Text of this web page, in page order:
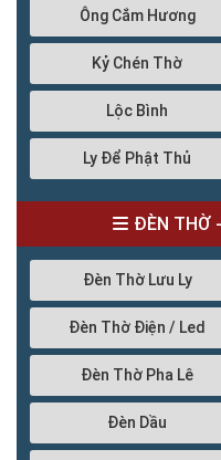
Ông Cắm Hương
Kỷ Chén Thờ
Lộc Bình
Ly Để Phật Thủ
ĐÈN THỜ
Đèn Thờ Lưu Ly
Đèn Thờ Điện / Led
Đèn Thờ Pha Lê
Đèn Dầu